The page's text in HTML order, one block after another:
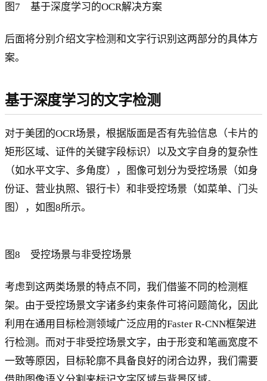
图7 基于深度学习的OCR解决方案
后面将分别介绍文字检测和文字行识别这两部分的具体方
案。
基于深度学习的文字检测
对于美团的OCR场景，根据版面是否有先验信息（卡片的
矩形区域、证件的关键字段标识）以及文字自身的复杂性
（如水平文字、多角度），图像可划分为受控场景（如身
份证、营业执照、银行卡）和非受控场景（如菜单、门头
图），如图8所示。
图8 受控场景与非受控场景
考虑到这两类场景的特点不同，我们借鉴不同的检测框
架。由于受控场景文字诸多约束条件可将问题简化，因此
利用在通用目标检测领域广泛应用的Faster R-CNN框架进
行检测。而对于非受控场景文字，由于形变和笔画宽度不
一致等原因，目标轮廓不具备良好的闭合边界，我们需要